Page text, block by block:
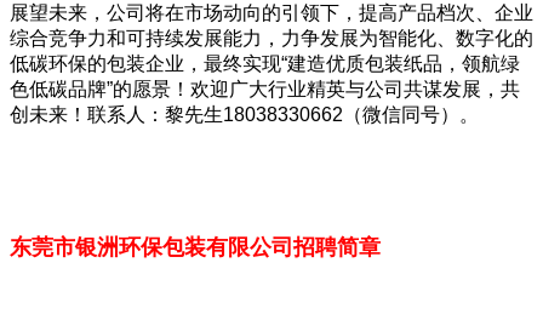
展望未来，公司将在市场动向的引领下，提高产品档次、企业
综合竞争力和可持续发展能力，力争发展为智能化、数字化的
低碳环保的包装企业，最终实现“建造优质包装纸品，领航绿
色低碳品牌”的愿景！欢迎广大行业精英与公司共谋发展，共
创未来！联系人：黎先生18038330662（微信同号）。
东莞市银洲环保包装有限公司招聘简章